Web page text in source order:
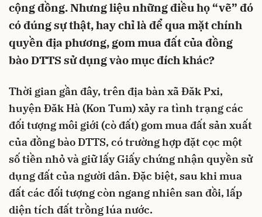
cộng đồng. Nhưng liệu những điều họ “vẽ” đó
có đúng sự thật, hay chỉ là để qua mặt chính
quyền địa phương, gom mua đất của đồng
bào DTTS sử dụng vào mục đích khác?
Thời gian gần đây, trên địa bàn xã Đăk Pxi,
huyện Đăk Hà (Kon Tum) xảy ra tình trạng các
đối tượng môi giới (cò đất) gom mua đất sản xuất
của đồng bào DTTS, có trường hợp đặt cọc một
số tiền nhỏ và giữ lấy Giấy chứng nhận quyền sử
dụng đất của người dân. Đặc biệt, sau khi mua
đất các đối tượng còn ngang nhiên san đồi, lấp
diện tích đất trồng lúa nước.